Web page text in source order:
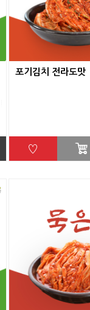
포기김치 전라도맛
♡